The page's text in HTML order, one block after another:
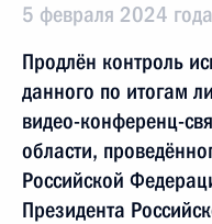
5 февраля 2024
Продлён контроль
данного по итогам
видео-конференц-
области,
Российской
Президента